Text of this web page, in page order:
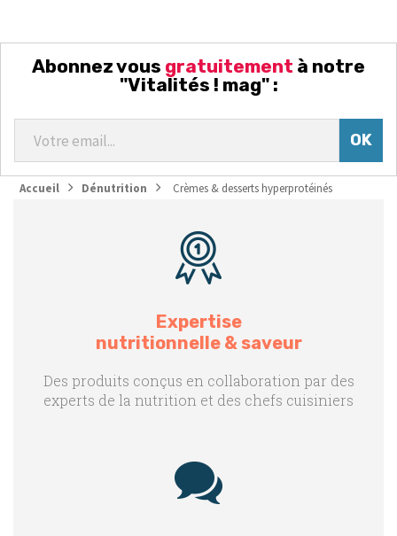
Accueil Dénutrition Crèmes & desserts hyperprotéinés
Abonnez vous gratuitement à notre
"Vitalités ! mag" :
Expertise
nutritionnelle & saveur
Des produits conçus en collaboration par des
experts de la nutrition et des chefs cuisiniers